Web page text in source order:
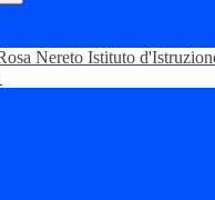
Istituto